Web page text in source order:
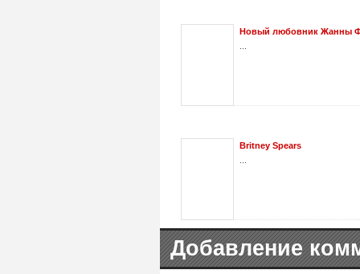
Новый любовник Жанны
Britney Spears
Добавление